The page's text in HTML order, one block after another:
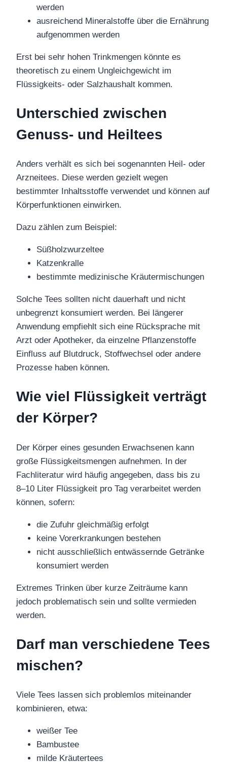
werden
ausreichend Mineralstoffe über die Ernährung
aufgenommen werden
Erst bei sehr hohen Trinkmengen könnte es
theoretisch zu einem Ungleichgewicht im
Flüssigkeits- oder Salzhaushalt kommen.
Unterschied zwischen
Genuss- und Heiltees
Anders verhält es sich bei sogenannten Heil- oder
Arzneitees. Diese werden gezielt wegen
bestimmter Inhaltsstoffe verwendet und können auf
Körperfunktionen einwirken.
Dazu zählen zum Beispiel:
Süßholzwurzeltee
Katzenkralle
bestimmte medizinische Kräutermischungen
Solche Tees sollten nicht dauerhaft und nicht
unbegrenzt konsumiert werden. Bei längerer
Anwendung empfiehlt sich eine Rücksprache mit
Arzt oder Apotheker, da einzelne Pflanzenstoffe
Einfluss auf Blutdruck, Stoffwechsel oder andere
Prozesse haben können.
Wie viel Flüssigkeit verträgt
der Körper?
Der Körper eines gesunden Erwachsenen kann
große Flüssigkeitsmengen aufnehmen. In der
Fachliteratur wird häufig angegeben, dass bis zu
8–10 Liter Flüssigkeit pro Tag verarbeitet werden
können, sofern:
die Zufuhr gleichmäßig erfolgt
keine Vorerkrankungen bestehen
nicht ausschließlich entwässernde Getränke
konsumiert werden
Extremes Trinken über kurze Zeiträume kann
jedoch problematisch sein und sollte vermieden
werden.
Darf man verschiedene Tees
mischen?
Viele Tees lassen sich problemlos miteinander
kombinieren, etwa:
weißer Tee
Bambustee
milde Kräutertees